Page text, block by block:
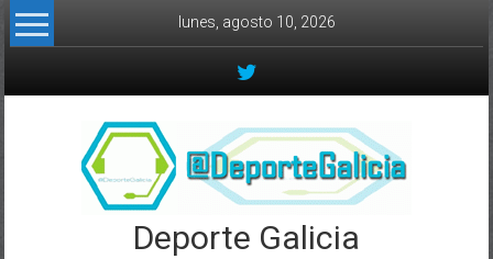
Skip to content
lunes, agosto 10, 2026
Deporte Galicia